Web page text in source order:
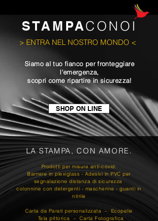
LA STAMPA, CON AMORE.
Prodotti per misure anti-covid:
Barriere in plexiglass - Adesivi in PVC per
segnalazione distanza di sicurezza
colonnine con detergenti - mascherine - guanti in
nitrile
Carta da Parati personalizzata – Ecopelle
Tela pittorica – Carta Fotografica
STAMPACO N OI
> ENTRA NEL NOSTRO MONDO <
Siamo al tuo fianco per fronteggiare
l'emergenza,
scopri come ripartire in sicurezza!
SHOP ON LINE